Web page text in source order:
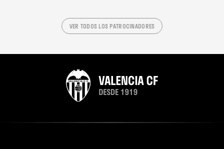
VER TODOS LOS PATROCINADORES